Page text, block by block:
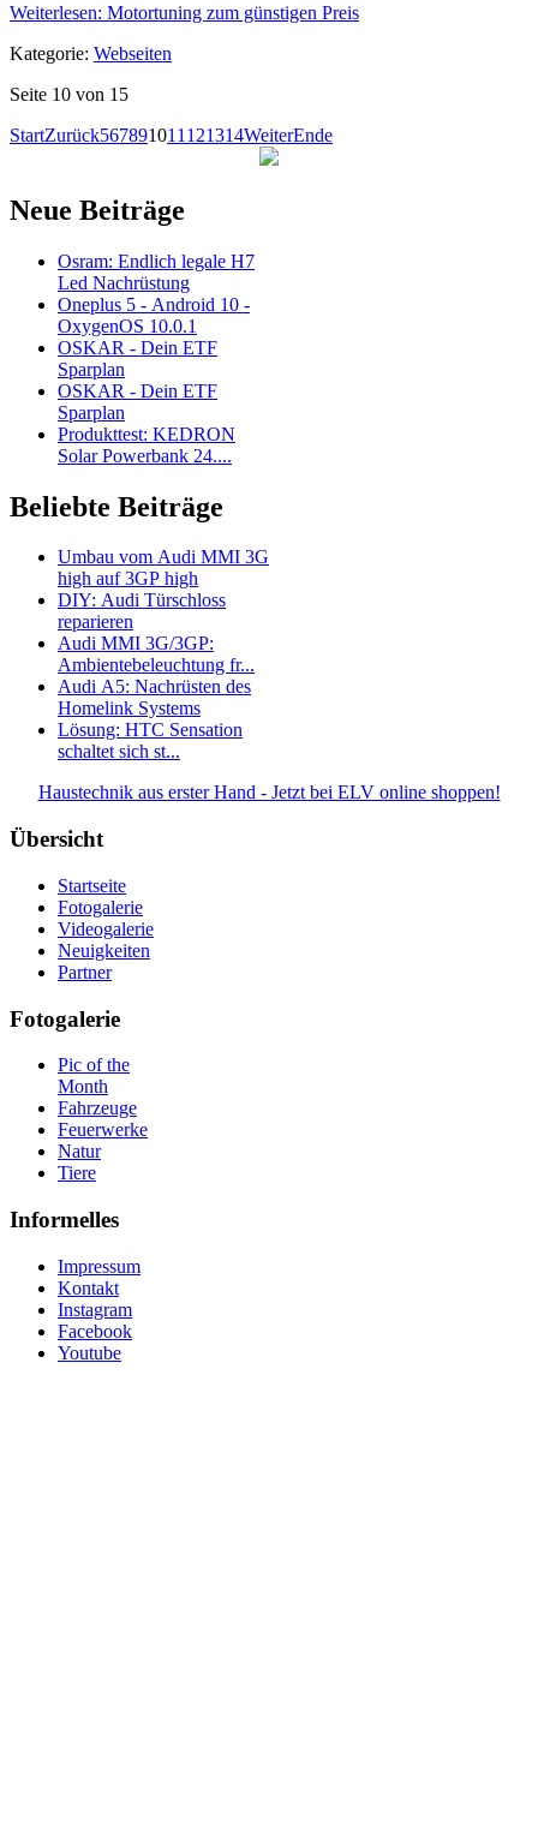
Weiterlesen: Motortuning zum günstigen Preis
Kategorie: Webseiten
Seite 10 von 15
StartZurück567891011 121314WeiterEnde
Neue Beiträge
Osram: Endlich legale H7
Led Nachrüstung
Oneplus 5 - Android 10 -
OxygenOS 10.0.1
OSKAR - Dein ETF
Sparplan
OSKAR - Dein ETF
Sparplan
Produkttest: KEDRON
Solar Powerbank 24....
Beliebte Beiträge
Umbau vom Audi MMI 3G
high auf 3GP high
DIY: Audi Türschloss
reparieren
Audi MMI 3G/3GP:
Ambientebeleuchtung fr...
Audi A5: Nachrüsten des
Homelink Systems
Lösung: HTC Sensation
schaltet sich st...
Haustechnik aus erster Hand - Jetzt bei ELV online shoppen!
Übersicht
Startseite
Fotogalerie
Videogalerie
Neuigkeiten
Partner
Fotogalerie
Pic of the
Month
Fahrzeuge
Feuerwerke
Natur
Tiere
Informelles
Impressum
Kontakt
Instagram
Facebook
Youtube